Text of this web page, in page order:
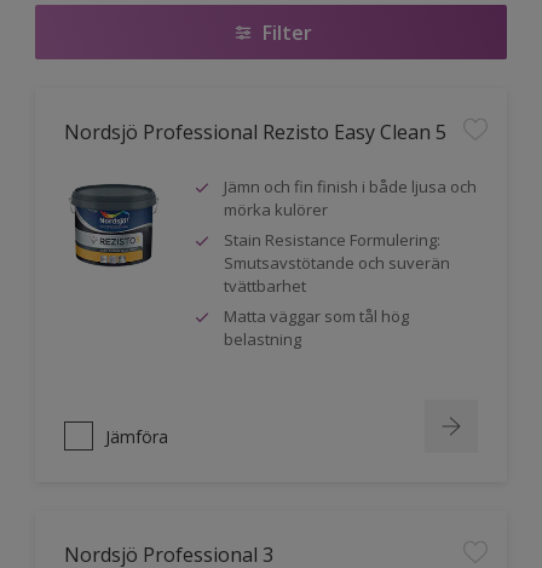
Filter
Nordsjö Professional Rezisto Easy Clean 5
Jämn och fin finish i både ljusa och
mörka kulörer
Stain Resistance Formulering:
Smutsavstötande och suverän
tvättbarhet
Matta väggar som tål hög
belastning
Jämföra
Nordsjö Professional 3